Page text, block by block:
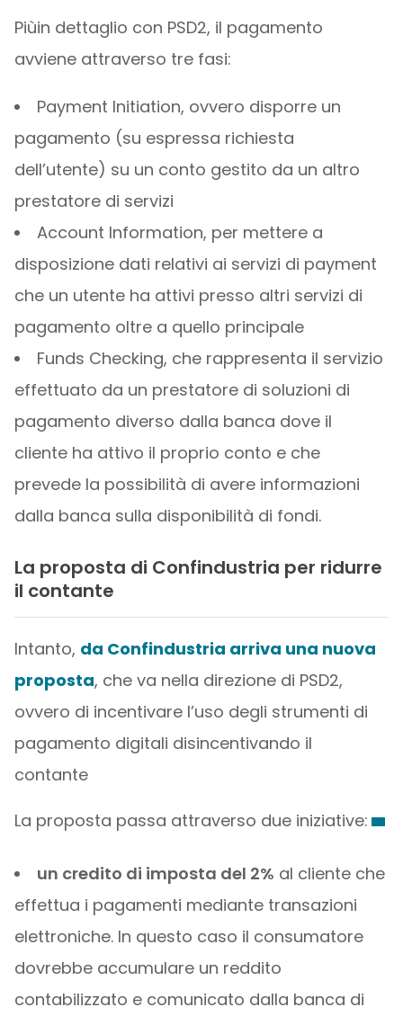
Piùin dettaglio con PSD2, il pagamento
avviene attraverso tre fasi:
Payment Initiation, ovvero disporre un
pagamento (su espressa richiesta
dell’utente) su un conto gestito da un altro
prestatore di servizi
Account Information, per mettere a
disposizione dati relativi ai servizi di payment
che un utente ha attivi presso altri servizi di
pagamento oltre a quello principale
Funds Checking, che rappresenta il servizio
effettuato da un prestatore di soluzioni di
pagamento diverso dalla banca dove il
cliente ha attivo il proprio conto e che
prevede la possibilità di avere informazioni
dalla banca sulla disponibilità di fondi.
La proposta di Confindustria per ridurre
il contante
Intanto, da Confindustria arriva una nuova
proposta, che va nella direzione di PSD2,
ovvero di incentivare l’uso degli strumenti di
pagamento digitali disincentivando il
contante
La proposta passa attraverso due iniziative:
un credito di imposta del 2% al cliente che
effettua i pagamenti mediante transazioni
elettroniche. In questo caso il consumatore
dovrebbe accumulare un reddito
contabilizzato e comunicato dalla banca di